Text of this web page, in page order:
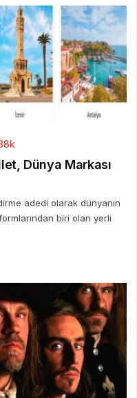
Dünya Markası
adedi olarak dünyanın
biri olan yerli